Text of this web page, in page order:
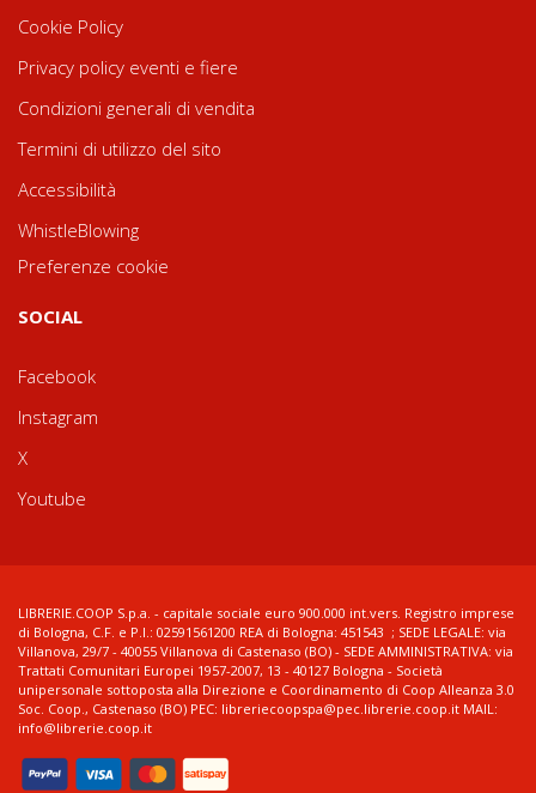
Cookie Policy
Privacy policy eventi e fiere
Condizioni generali di vendita
Termini di utilizzo del sito
Accessibilità
WhistleBlowing
Preferenze cookie
SOCIAL
Facebook
Instagram
X
Youtube
LIBRERIE.COOP S.p.a. - capitale sociale euro 900.000 int.vers. Registro imprese
di Bologna, C.F. e P.I.: 02591561200 REA di Bologna: 451543 ; SEDE LEGALE: via
Villanova, 29/7 - 40055 Villanova di Castenaso (BO) - SEDE AMMINISTRATIVA: via
Trattati Comunitari Europei 1957-2007, 13 - 40127 Bologna - Società
unipersonale sottoposta alla Direzione e Coordinamento di Coop Alleanza 3.0
Soc. Coop., Castenaso (BO) PEC: libreriecoopspa@pec.librerie.coop.it MAIL:
info@librerie.coop.it